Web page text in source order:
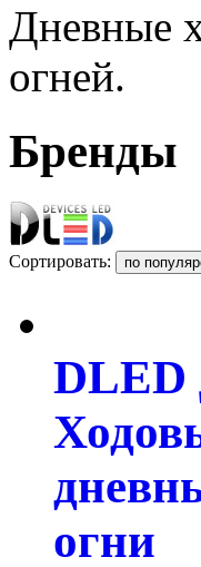
Дневные
огней.
Бренды
Сортировать:
огни